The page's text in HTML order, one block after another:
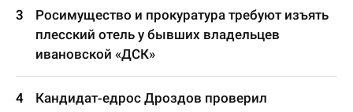
Росимущество и прокуратура требуют изъять
плесский отель у бывших владельцев
ивановской «ДСК»
Кандидат-едрос Дроздов проверил